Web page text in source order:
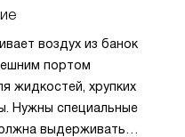
Герметичная
промерзание
по технологии
чтобы техника
заготовки для
воздух из банок
портом
жидкостей, хрупких
Нужны специальные
выдерживать